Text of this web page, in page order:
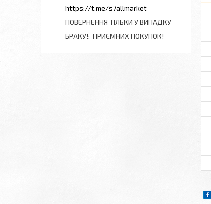
https://t.me/s7allmarket
ПОВЕРНЕННЯ ТІЛЬКИ У ВИПАДКУ
БРАКУ! ПРИЄМНИХ ПОКУПОК!